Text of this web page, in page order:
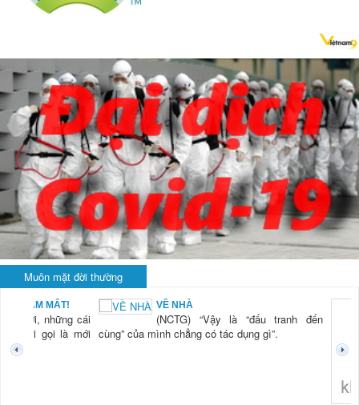
Muôn mặt đời thường
NAM MẤT!
“Xời, những cái
mới gọi là mới
VỀ NHÀ
(NCTG) “Vậy là “đấu tranh đến
cùng” của mình chẳng có tác dụng gì”.